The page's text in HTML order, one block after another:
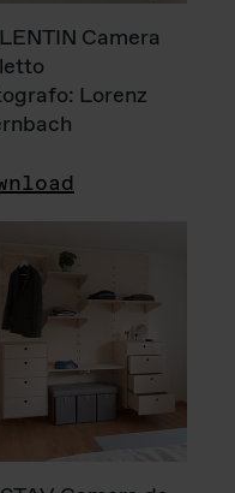
Camera
Lorenz